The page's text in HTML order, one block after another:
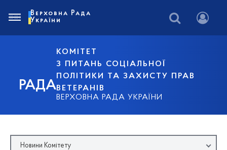
РАДА
КОМІТЕТ
З ПИТАНЬ СОЦІАЛЬНОЇ
ПОЛІТИКИ ТА ЗАХИСТУ ПРАВ
ВЕТЕРАНІВ
ВЕРХОВНА РАДА УКРАЇНИ
Верховна Рада
України
Новини Комітету